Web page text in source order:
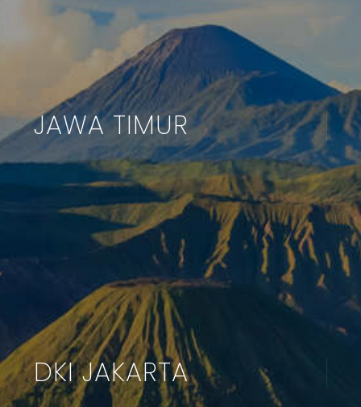
JAWA TIMUR
DKI JAKARTA